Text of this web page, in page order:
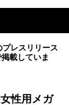
レスリリース
載していま
性用メガ